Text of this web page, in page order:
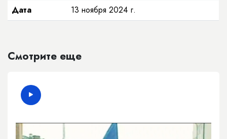
Дата
13 ноября 2024 г.
Смотрите еще